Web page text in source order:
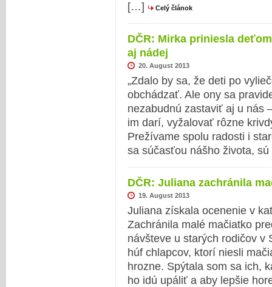
[…]
Celý článok
DČR: Mirka priniesla
aj nádej
20. August 2013
„Zdalo by sa, že deti po
obchádzať. Ale ony sa
nezabudnú zastaviť aj u nás
im darí, vyžalovať rôzne
Prežívame spolu radosti i
sa súčasťou nášho života,
DČR: Juliana zachránila
19. August 2013
Juliana získala ocenenie v
Zachránila malé mačiatko
návšteve u starých rodičov v
húf chlapcov, ktorí niesli
hrozne. Spýtala som sa ich,
ho idú upáliť a aby lepšie